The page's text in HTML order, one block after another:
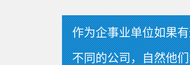
作为企事业单位如果
不同的公司，自然他